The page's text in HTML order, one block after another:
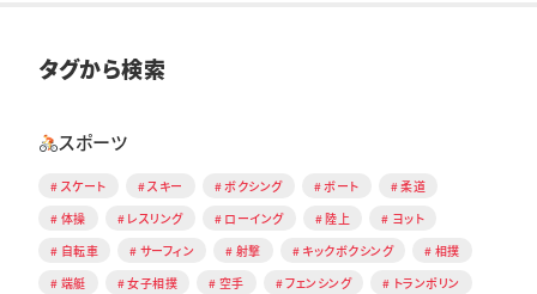
タグから検索
スポーツ
スケート スキー ボクシング ボート
柔道
体操
レスリング ローイング 陸上
ヨット
自転車
サーフィン 射撃 キックボクシング
相撲
端艇
女子相撲 空手 フェンシング
トランポリン